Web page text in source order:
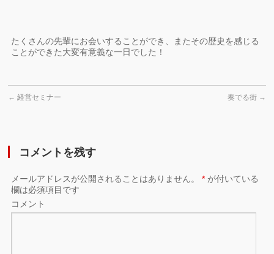
たくさんの先輩にお会いすることができ、またその歴史を感じる
ことができた大変有意義な一日でした！
← 経営セミナー 奏でる街 →
コメントを残す
メールアドレスが公開されることはありません。 * が付いている
欄は必須項目です
コメント